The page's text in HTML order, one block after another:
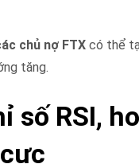
chủ nợ FTX có thể
tăng.
số RSI,